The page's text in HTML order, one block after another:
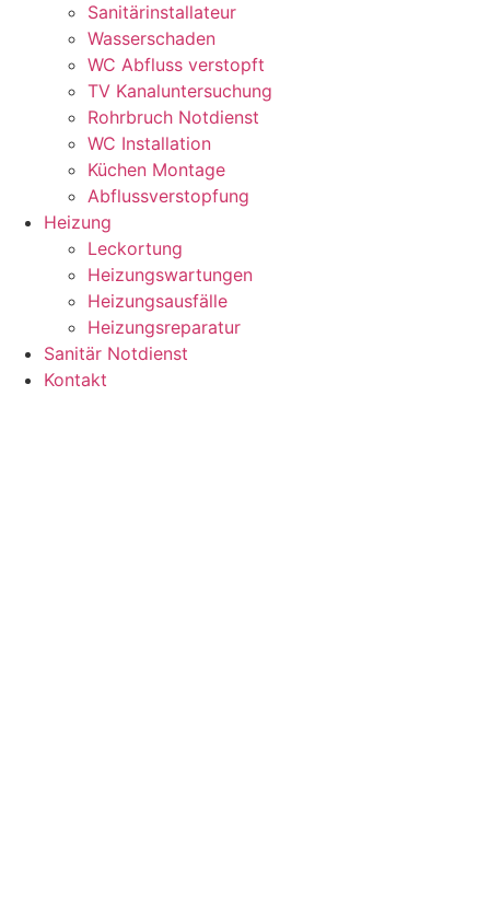
Sanitärinstallateur
Wasserschaden
WC Abfluss verstopft
TV Kanaluntersuchung
Rohrbruch Notdienst
WC Installation
Küchen Montage
Abflussverstopfung
Heizung
Leckortung
Heizungswartungen
Heizungsausfälle
Heizungsreparatur
Sanitär Notdienst
Kontakt